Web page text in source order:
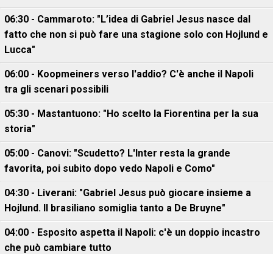
06:30 - Cammaroto: "L’idea di Gabriel Jesus nasce dal
fatto che non si può fare una stagione solo con Hojlund e
Lucca"
06:00 - Koopmeiners verso l'addio? C'è anche il Napoli
tra gli scenari possibili
05:30 - Mastantuono: "Ho scelto la Fiorentina per la sua
storia"
05:00 - Canovi: "Scudetto? L'Inter resta la grande
favorita, poi subito dopo vedo Napoli e Como"
04:30 - Liverani: "Gabriel Jesus può giocare insieme a
Hojlund. Il brasiliano somiglia tanto a De Bruyne"
04:00 - Esposito aspetta il Napoli: c'è un doppio incastro
che può cambiare tutto